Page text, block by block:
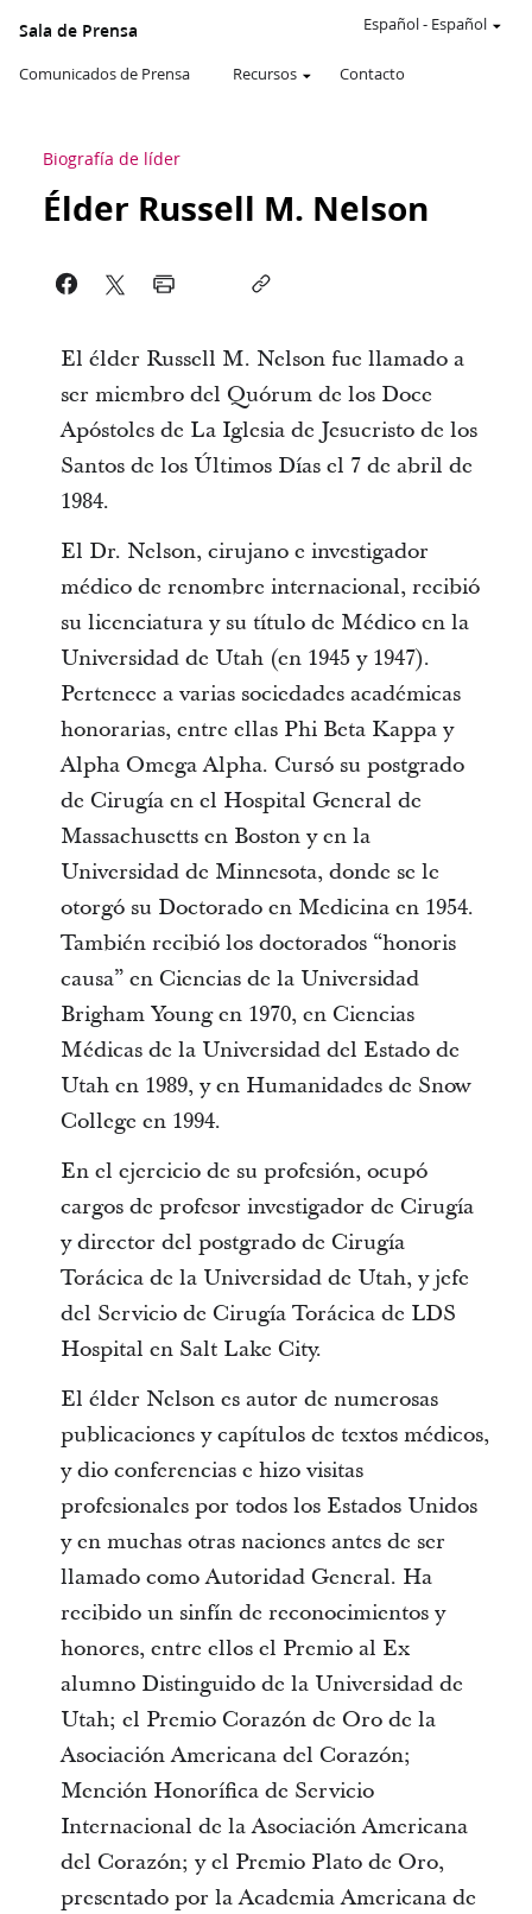
Sala de Prensa
Comunicados de Prensa Recursos Contacto
Español- Español
Biografía de líder
Élder Russell M. Nelson
El élder Russell M. Nelson fue llamado a
ser miembro del Quórum de los Doce
Apóstoles de La Iglesia de Jesucristo de los
Santos de los Últimos Días el 7 de abril de
1984.
El Dr. Nelson, cirujano e investigador
médico de renombre internacional, recibió
su licenciatura y su título de Médico en la
Universidad de Utah (en 1945 y 1947).
Pertenece a varias sociedades académicas
honorarias, entre ellas Phi Beta Kappa y
Alpha Omega Alpha. Cursó su postgrado
de Cirugía en el Hospital General de
Massachusetts en Boston y en la
Universidad de Minnesota, donde se le
otorgó su Doctorado en Medicina en 1954.
También recibió los doctorados “honoris
causa” en Ciencias de la Universidad
Brigham Young en 1970, en Ciencias
Médicas de la Universidad del Estado de
Utah en 1989, y en Humanidades de Snow
College en 1994.
En el ejercicio de su profesión, ocupó
cargos de profesor investigador de Cirugía
y director del postgrado de Cirugía
Torácica de la Universidad de Utah, y jefe
del Servicio de Cirugía Torácica de LDS
Hospital en Salt Lake City.
El élder Nelson es autor de numerosas
publicaciones y capítulos de textos médicos,
y dio conferencias e hizo visitas
profesionales por todos los Estados Unidos
y en muchas otras naciones antes de ser
llamado como Autoridad General. Ha
recibido un sinfín de reconocimientos y
honores, entre ellos el Premio al Ex
alumno Distinguido de la Universidad de
Utah; el Premio Corazón de Oro de la
Asociación Americana del Corazón;
Mención Honorífica de Servicio
Internacional de la Asociación Americana
del Corazón; y el Premio Plato de Oro,
presentado por la Academia Americana de